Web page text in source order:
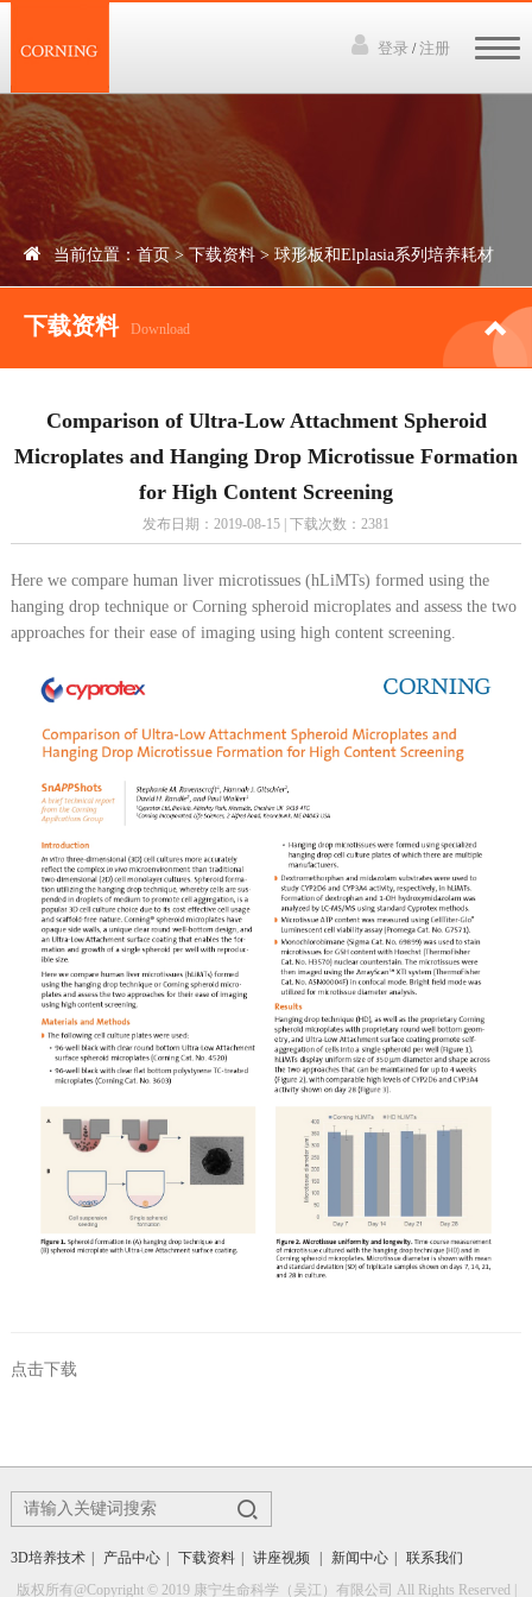
登录 /注册
产品中心
下载资料
讲座视频
联系我们
当前位置：首页>下载资料> 球形板和Elplasia系列培养耗材
下载资料 Download
Comparison of Ultra-Low Attachment Spheroid
Microplates and Hanging Drop Microtissue Formation
for High Content Screening
发布日期：2019-08-15 | 下载次数：2381
Here we compare human liver microtissues (hLiMTs) formed using the
hanging drop technique or Corning spheroid microplates and assess the two
approaches for their ease of imaging using high content screening.
点击下载
3D培养技术 | 产品中心 | 下载资料 | 讲座视频 | 新闻中心 | 联系我们
版权所有@Copyright © 2019 康宁生命科学（吴江）有限公司 All Rights Reserved |